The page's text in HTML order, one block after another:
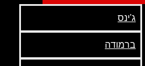
ג'ינס
ברמודה